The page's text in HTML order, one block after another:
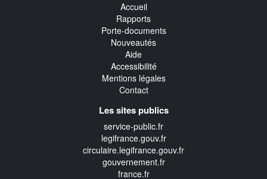
Accueil
Rapports
Porte-documents
Nouveautés
Aide
Accessibilité
Mentions légales
Contact
Les sites publics
service-public.fr
legifrance.gouv.fr
circulaire.legifrance.gouv.fr
gouvernement.fr
france.fr